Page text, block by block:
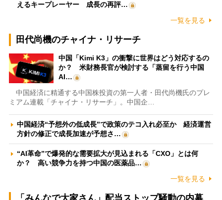
えるキープレーヤー 成長の再評…
一覧を見る
田代尚機のチャイナ・リサーチ
中国「Kimi K3」の衝撃に世界はどう対応するの
か？ 米財務長官が検討する「蒸留を行う中国
AI…
中国経済に精通する中国株投資の第一人者・田代尚機氏のプレ
ミアム連載「チャイナ・リサーチ」。中国企…
中国経済“予想外の低成長”で政策のテコ入れ必至か 経済運営
方針の修正で成長加速が予想さ…
“AI革命”で爆発的な需要拡大が見込まれる「CXO」とは何
か？ 高い競争力を持つ中国の医薬品…
一覧を見る